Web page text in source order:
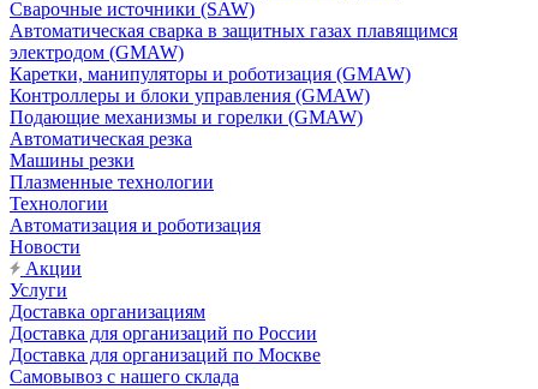
Сварочные источники (SAW)
Автоматическая сварка в защитных газах плавящимся
электродом (GMAW)
Каретки, манипуляторы и роботизация (GMAW)
Контроллеры и блоки управления (GMAW)
Подающие механизмы и горелки (GMAW)
Автоматическая резка
Машины резки
Плазменные технологии
Технологии
Автоматизация и роботизация
Новости
Акции
Услуги
Доставка организациям
Доставка для организаций по России
Доставка для организаций по Москве
Самовывоз с нашего склада